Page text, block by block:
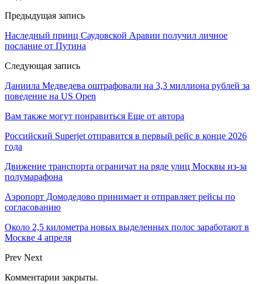
Предыдущая запись
Наследный принц Саудовской Аравии получил личное
послание от Путина
Следующая запись
Даниила Медведева оштрафовали на 3,3 миллиона рублей за
поведение на US Open
Вам также могут понравиться Еще от автора
Российский Superjet отправится в первый рейс в конце 2026
года
Движение транспорта ограничат на ряде улиц Москвы из-за
полумарафона
Аэропорт Домодедово принимает и отправляет рейсы по
согласованию
Около 2,5 километра новых выделенных полос заработают в
Москве 4 апреля
Prev Next
Комментарии закрыты.